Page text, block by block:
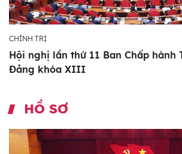
CHÍNH TRỊ
Hội nghị lần thứ 11 Ban Chấp hành
Đảng khóa XIII
HỒ SƠ